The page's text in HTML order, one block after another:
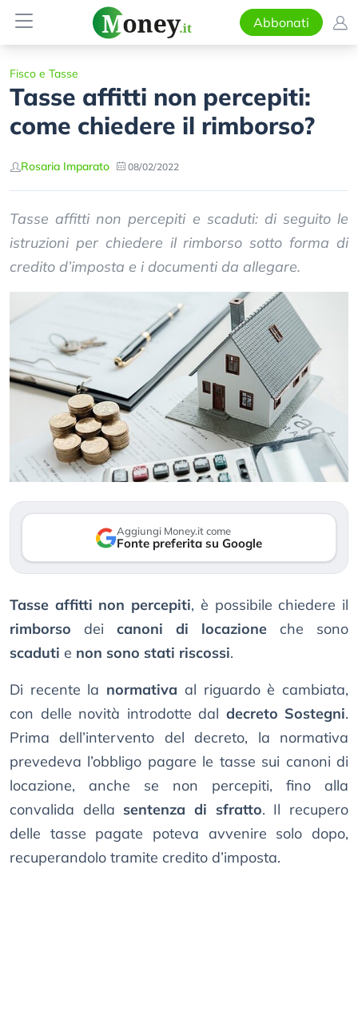
Abbonati
Fisco e Tasse
Tasse affitti non percepiti:
come chiedere il rimborso?
Rosaria Imparato 08/02/2022
Tasse affitti non percepiti e scaduti: di seguito le
istruzioni per chiedere il rimborso sotto forma di
credito d’imposta e i documenti da allegare.
Aggiungi Money.it come
Fonte preferita su Google
Tasse affitti non percepiti, è possibile chiedere il
rimborso dei canoni di locazione che sono
scaduti e non sono stati riscossi.
Di recente la normativa al riguardo è cambiata,
con delle novità introdotte dal decreto Sostegni.
Prima dell’intervento del decreto, la normativa
prevedeva l’obbligo pagare le tasse sui canoni di
locazione, anche se non percepiti, fino alla
convalida della sentenza di sfratto. Il recupero
delle tasse pagate poteva avvenire solo dopo,
recuperandolo tramite credito d’imposta.